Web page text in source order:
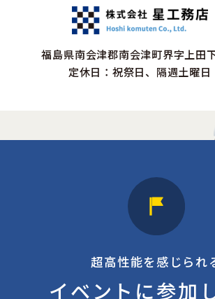
福島県南会津郡南会津町界字上田
定休日：祝祭日、隔週土曜日
超高性能を感じられ
イベントに参加